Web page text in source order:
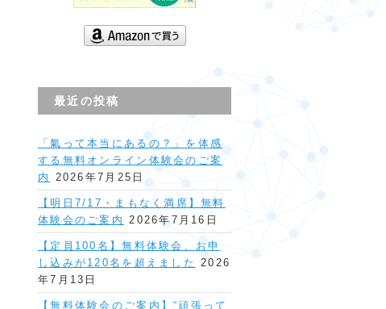
最近の投稿
「氣って本当にあるの？」を体感
する無料オンライン体験会のご案
内
2026年7月25日
【明日7/17・まもなく満席】無料
体験会のご案内
2026年7月16日
【定員100名】無料体験会、お申
し込みが120名を超えました
2026
年7月13日
【無料体験会のご案内】“頑張って